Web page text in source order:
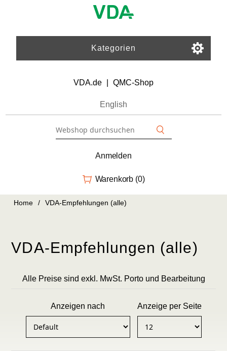
Kategorien
VDA.de QMC-Shop
English
Anmelden
Warenkorb (0)
Home / VDA-Empfehlungen (alle)
VDA-Empfehlungen (alle)
Alle Preise sind exkl. MwSt. Porto und Bearbeitung
Anzeigen nach Anzeige per Seite